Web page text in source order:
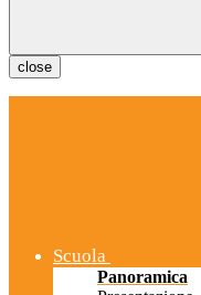
close
Scuola
Panoramica